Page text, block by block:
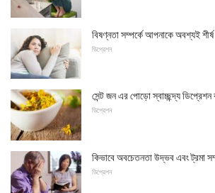
বিষণ্নতা সম্পর্কে আপনাকে অবশ্যই
ডিপ্রেশন
সেন্ট জন এর পোড়ো স্বাচ্ছন্দ্য ডিপ্রেশন
ডিপ্রেশন
কিভাবে অবচেতনতা উদ্ভব এবং ট্রমা
ডিপ্রেশন